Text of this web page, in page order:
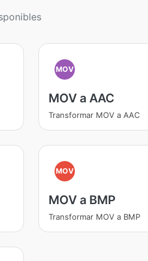
MOV
MOV a AAC
Transformar MOV a AAC
MOV
MOV a BMP
Transformar MOV a BMP